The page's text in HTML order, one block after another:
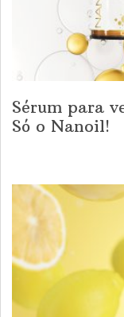
Sérum para
Só o Nanoil!